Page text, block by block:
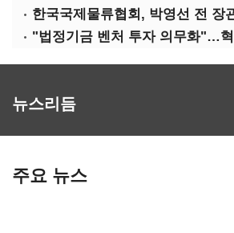
뉴스리듬
주요 뉴스